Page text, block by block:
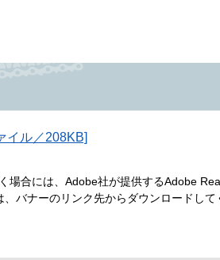
イル／208KB]
場合には、Adobe社が提供するAdobe
バナーのリンク先からダウンロードして